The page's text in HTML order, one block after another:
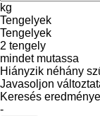
kg
Tengelyek
Tengelyek
2 tengely
mindet mutassa
Hiányzik néhány
Javasoljon
Keresés
-